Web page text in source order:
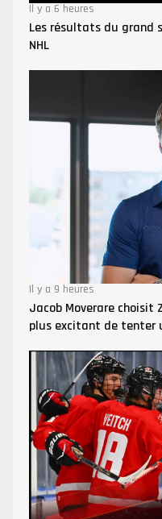
Il y a 6 heures
Les résultats du grand
NHL
Il y a 9 heures
Jacob Moverare choisit
plus excitant de tenter